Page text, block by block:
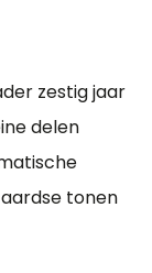
zestig jaar
delen
tonen